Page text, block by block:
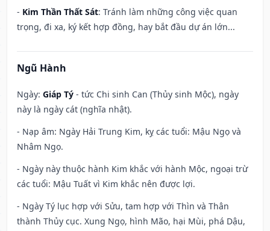
- Kim Thần Thất Sát: Tránh làm những công việc quan
trọng, đi xa, ký kết hợp đồng, hay bắt đầu dự án lớn...
Ngũ Hành
Ngày: Giáp Tý - tức Chi sinh Can (Thủy sinh Mộc), ngày
này là ngày cát (nghĩa nhật).
- Nạp âm: Ngày Hải Trung Kim, kỵ các tuổi: Mậu Ngọ và
Nhâm Ngọ.
- Ngày này thuộc hành Kim khắc với hành Mộc, ngoại trừ
các tuổi: Mậu Tuất vì Kim khắc nên được lợi.
- Ngày Tý lục hợp với Sửu, tam hợp với Thìn và Thân
thành Thủy cục. Xung Ngọ, hình Mão, hại Mùi, phá Dậu,